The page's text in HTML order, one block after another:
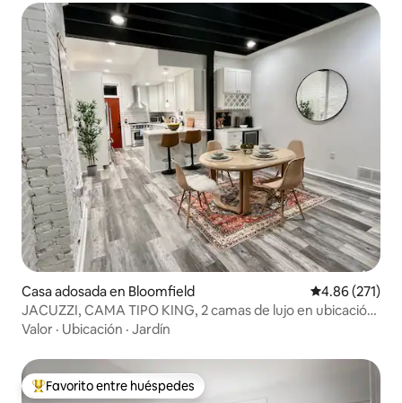
Casa adosada en Bloomfield Calificación
4.86 (271)
JACUZZI, CAMA TIPO KING, 2 camas de lujo en ubicación
PRIVILEGIADA
Valor · Ubicación · Jardín
De los mejores en Favorito entre huéspedes
Favorito entre huéspedes